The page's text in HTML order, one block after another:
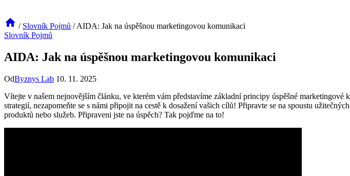
/ Slovník Pojmů / AIDA: Jak na úspěšnou marketingovou komunikaci
Slovník Pojmů
AIDA: Jak na úspěšnou marketingovou komunikaci
OdByznys Lab 10. 11. 2025
Vítejte v našem nejnovějším článku, ve kterém vám představíme základní principy úspěšné
strategií, nezapomeňte se s námi připojit na cestě k dosažení vašich cílů! Připravte se na spoustu
produktů nebo služeb. Připraveni jste na úspěch? Tak pojďme na to!